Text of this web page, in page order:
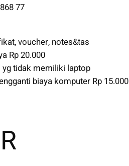
77
voucher, notes&tas
Rp 20.000
tidak memiliki laptop
biaya komputer Rp 15.000